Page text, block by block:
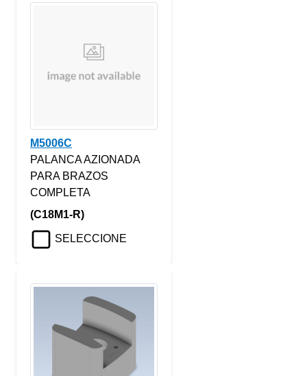
M5006C
PALANCA AZIONADA
PARA BRAZOS
COMPLETA
(C18M1-R)
SELECCIONE